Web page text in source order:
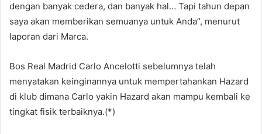
dengan banyak cedera, dan banyak hal… Tapi tahun depan
saya akan memberikan semuanya untuk Anda”, menurut
laporan dari Marca.
Bos Real Madrid Carlo Ancelotti sebelumnya telah
menyatakan keinginannya untuk mempertahankan Hazard
di klub dimana Carlo yakin Hazard akan mampu kembali ke
tingkat fisik terbaiknya.(*)